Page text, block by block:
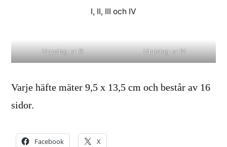
I, II, III och IV
Uppslag ur III Uppslag ur IV
Varje häfte mäter 9,5 x 13,5 cm och består av 16
sidor.
Facebook X